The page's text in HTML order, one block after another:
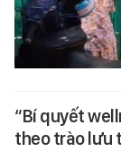
“Bí quyết
theo trào lưu